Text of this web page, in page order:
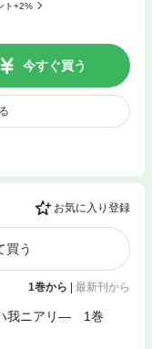
ト+2%
今すぐ買う
お気に入り登録
買う
1巻から 最新刊から
我ニアリ— 1巻